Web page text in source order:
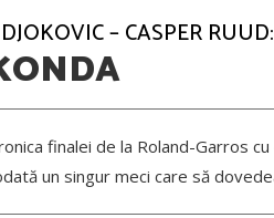
– CASPER
finalei de la Roland-Garros
un singur meci care să